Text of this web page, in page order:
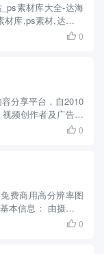
素材库大全-达海
库,ps素材,达海素
材网站，各类psd素
 0
分享平台，自2010
频创作者及广告从
为专注于影视后期
 0
费商用高分辨率图
本信息： 由摄影师
户可免费下载、修
 0